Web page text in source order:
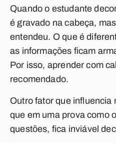
Quando o estudante
é gravado na cabeça,
entendeu. O que é
as informações ficam
Por isso, aprender com
recomendado.
Outro fator que influencia
que em uma prova como
questões, fica inviável